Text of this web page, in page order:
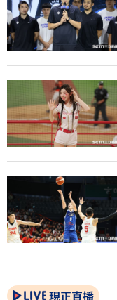
現正直播